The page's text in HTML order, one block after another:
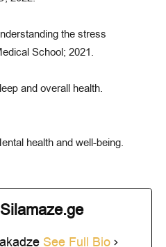
the stress
School; 2021.
and overall health.
health and well-being.
See Full Bio